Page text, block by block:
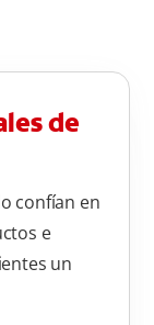
de
confían en
e
un